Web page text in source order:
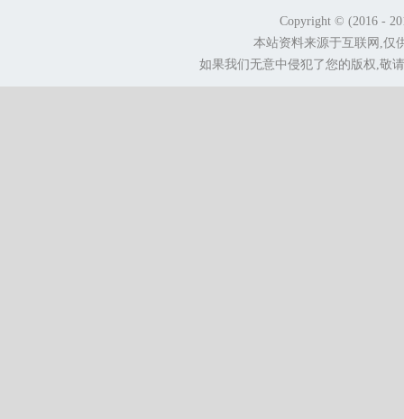
Copyright © (2016 -
本站资料来源于互联网,仅
如果我们无意中侵犯了您的版权,敬